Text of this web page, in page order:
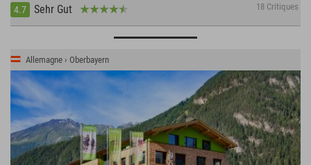
4.7
Sehr Gut 18 Critiques
Allemagne › Oberbayern